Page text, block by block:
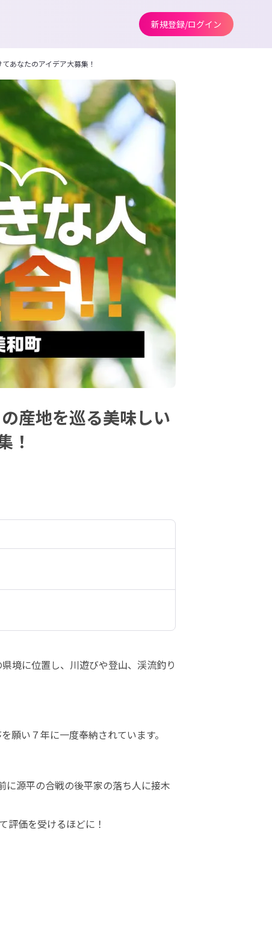
新規登録/ログイン
あなたのアイデア大募集！
産地を巡る美味しい
！
境に位置し、川遊びや登山、渓流釣り
願い７年に一度奉納されています。
に源平の合戦の後平家の落ち人に接木
評価を受けるほどに！